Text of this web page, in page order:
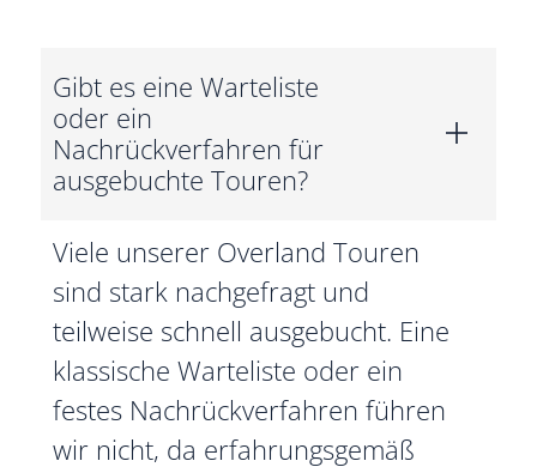
Gibt es eine Warteliste
oder ein
Nachrückverfahren für
ausgebuchte Touren?
Viele unserer Overland Touren
sind stark nachgefragt und
teilweise schnell ausgebucht. Eine
klassische Warteliste oder ein
festes Nachrückverfahren führen
wir nicht, da erfahrungsgemäß